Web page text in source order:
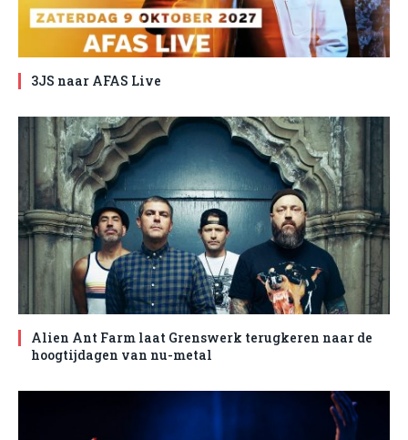
3JS naar AFAS Live
Alien Ant Farm laat Grenswerk terugkeren naar de
hoogtijdagen van nu-metal